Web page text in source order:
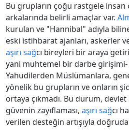
Bu grupların çoğu rastgele
arkalarında belirli amaçlar var.
kurulan ve "Hannibal" adıyla
eski istihbarat ajanları, askerler
aşırı sağcı bireyleri bir araya
yani muhtemel bir darbe girişimi-
Yahudilerden Müslümanlara,
yönelik bu grupların ve onların
ortaya çıkmadı. Bu durum,
güvenin zayıflaması, aşırı sağcı
verilen desteğin artışıyla